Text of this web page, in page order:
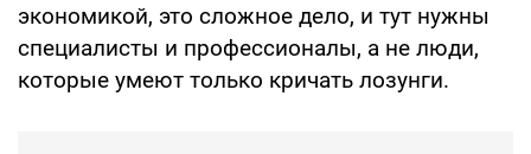
экономикой, это сложное дело, и тут нужны
специалисты и профессионалы, а не люди,
которые умеют только кричать лозунги.